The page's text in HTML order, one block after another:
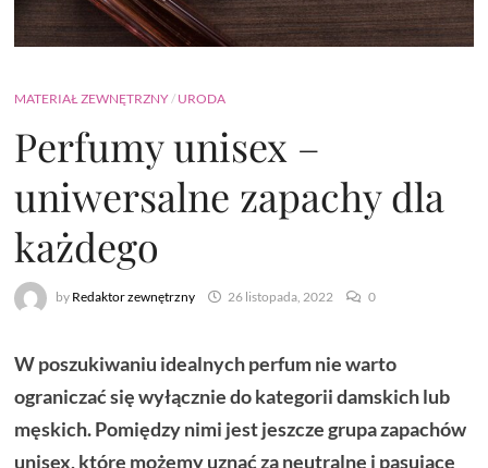
MATERIAŁ ZEWNĘTRZNY / URODA
Perfumy unisex –
uniwersalne zapachy dla
każdego
by Redaktor zewnętrzny 26 listopada, 2022 0
W poszukiwaniu idealnych perfum nie warto
ograniczać się wyłącznie do kategorii damskich lub
męskich. Pomiędzy nimi jest jeszcze grupa zapachów
unisex, które możemy uznać za neutralne i pasujące